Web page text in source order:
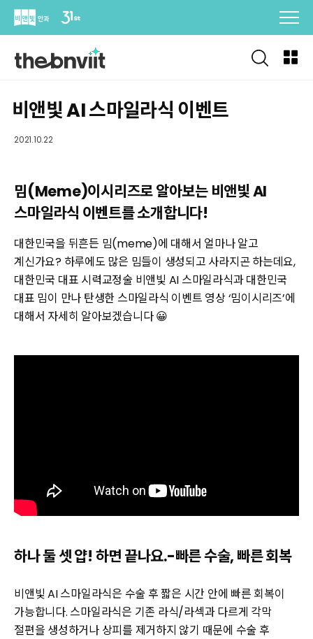
Skip
비앤빛 AI 스마일라식 이벤트
2021.10.22
밈(Meme)이시리즈로 알아보는 비앤빛 AI
스마일라식 이벤트를 소개합니다!
대한민국을 뒤흔든 밈(meme)에 대해서 얼마나 알고
계신가요? 하루에도 많은 밈들이 생성되고 사라지곤 하는데요,
대한민국 대표 시력교정술 비앤빛 AI 스마일라식과 대한민국
대표 밈이 만나 탄생한 스마일라식 이벤트 영상 ‘밈이시리즈’에
대해서 자세히 알아보겠습니다 😀
하나 둘 셋 얍! 하면 끝나요.-빠른 수술, 빠른 회복
비앤빛 AI 스마일라식은 수술 후 짧은 시간 안에 빠른 회복이
가능합니다. 스마일라식은 기존 라식/라섹과 다르게 각막
절편을 생성하거나 상피를 제거하지 않기 때문에 수술 후